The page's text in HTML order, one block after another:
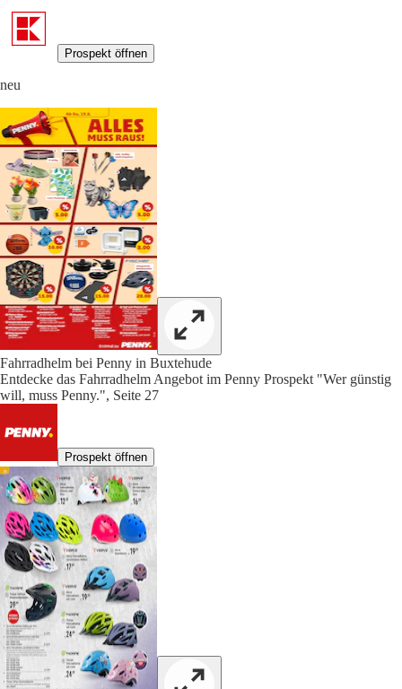
Prospekt öffnen
neu
Fahrradhelm bei Penny in Buxtehude
Entdecke das Fahrradhelm Angebot im Penny Prospekt "Wer günstig
will, muss Penny.", Seite 27
Prospekt öffnen